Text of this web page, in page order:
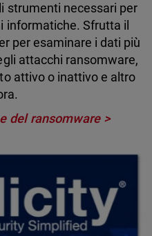
strumenti necessari per
informatiche. Sfrutta il
per esaminare i dati più
attacchi ransomware,
attivo o inattivo e altro
del ransomware